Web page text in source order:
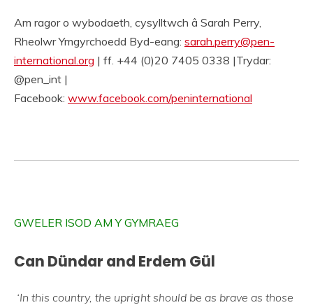
Am ragor o wybodaeth, cysylltwch â Sarah Perry,
Rheolwr Ymgyrchoedd Byd-eang: sarah.perry@pen-
international.org | ff. +44 (0)20 7405 0338 |Trydar:
@pen_int |
Facebook: www.facebook.com/peninternational
GWELER ISOD AM Y GYMRAEG
Can Dündar and Erdem Gül
‘In this country, the upright should be as brave as those